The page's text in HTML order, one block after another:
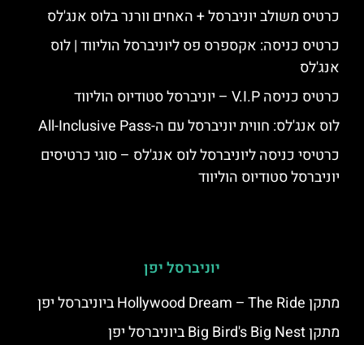
כרטיס משולב יוניברסל + האחים וורנר בלוס אנג'לס
כרטיס כניסה: אקספרס פס ליוניברסל הוליווד | לוס
אנג'לס
כרטיס כניסה V.I.P – יוניברסל סטודיוס הוליווד
לוס אנג'לס: חווית יוניברסל עם ה-All-Inclusive Pass
כרטיסי כניסה ליוניברסל לוס אנג'לס – סוגי כרטיסים
יוניברסל סטודיוס הוליווד
יוניברסל יפן
מתקן Hollywood Dream – The Ride ביוניברסל יפן
מתקן Big Bird's Big Nest ביוניברסל יפן